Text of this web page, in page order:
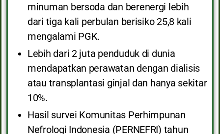
minuman bersoda dan berenergi lebih
dari tiga kali perbulan berisiko 25,8 kali
mengalami PGK.
Lebih dari 2 juta penduduk di dunia
mendapatkan perawatan dengan dialisis
atau transplantasi ginjal dan hanya sekitar
10%.
Hasil survei Komunitas Perhimpunan
Nefrologi Indonesia (PERNEFRI) tahun